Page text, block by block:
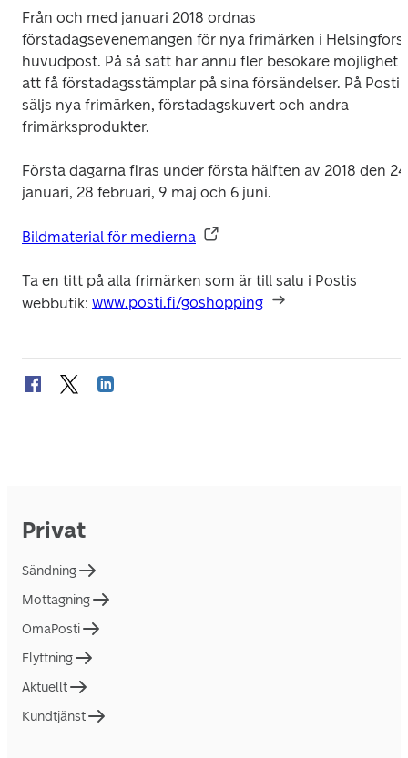
Från och med januari 2018 ordnas
förstadagsevenemangen för nya frimärken i Helsingfors
huvudpost. På så sätt har ännu fler besökare möjlighet
att få förstadagsstämplar på sina försändelser. På Posti
säljs nya frimärken, förstadagskuvert och andra
frimärksprodukter.
Första dagarna firas under första hälften av 2018 den 24
januari, 28 februari, 9 maj och 6 juni.
Bildmaterial för medierna
Ta en titt på alla frimärken som är till salu i Postis
webbutik: www.posti.fi/goshopping
Privat
Sändning
Mottagning
OmaPosti
Flyttning
Aktuellt
Kundtjänst